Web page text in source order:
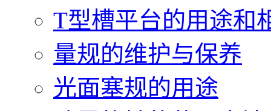
T型槽平台的用途和
量规的维护与保养
光面塞规的用途